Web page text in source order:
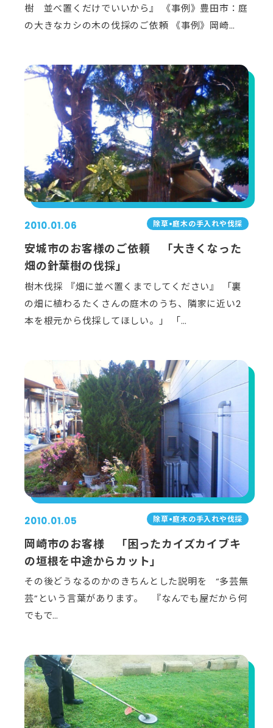
樹 並べ置くだけでいいから』 《事例》豊田市：庭
の大きなカシの木の伐採のご依頼 《事例》岡崎…
2010.01.06 除草•庭⽊の⼿⼊れや伐採
安城市のお客様のご依頼 「大きくなった
畑の針葉樹の伐採」
樹木伐採 『畑に並べ置くまでしてください』 「裏
の畑に植わるたくさんの庭木のうち、隣家に近い2
本を根元から伐採してほしい。」 「…
2010.01.05 除草•庭⽊の⼿⼊れや伐採
岡崎市のお客様 「困ったカイズカイブキ
の垣根を中途からカット」
その後どうなるのかのきちんとした説明を “多芸無
芸”という言葉があります。 『なんでも屋だから何
でもで…